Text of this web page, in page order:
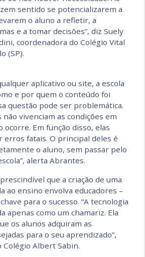
sentido se potencializarem a
o aluno a refletir, a
e a tomar decisões”, diz Suely
coordenadora do Colégio Vital
(SP).
aplicativo ou site, a escola
e por quem o conteúdo foi
questão pode ser problemática.
vivenciam as condições em
ocorre. Em função disso, elas
erros fatais. O principal deles é
o aluno, sem passar pelo
alerta Abrantes.
que a criação de uma
ao ensino envolva educadores –
para o sucesso. “A tecnologia
apenas como um chamariz. Ela
os alunos adquiram as
para o seu aprendizado”,
Colégio Albert Sabin.